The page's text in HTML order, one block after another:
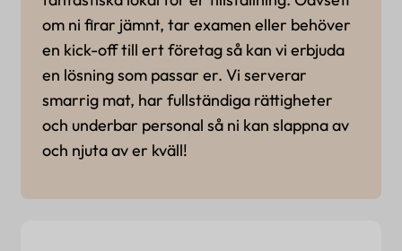
om ni firar jämnt, tar examen eller behöver
en kick-off till ert företag så kan vi erbjuda
en lösning som passar er. Vi serverar
smarrig mat, har fullständiga rättigheter
och underbar personal så ni kan slappna av
och njuta av er kväll!